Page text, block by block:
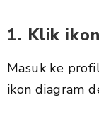
1. Klik
Masuk ke
ikon diagram